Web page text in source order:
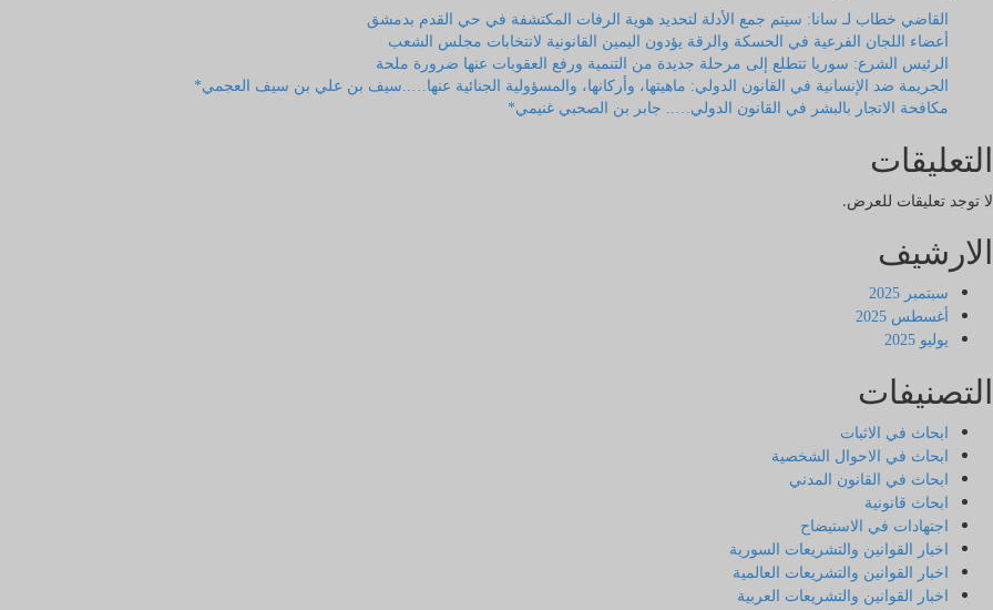
القاضي خطاب لـ سانا: سيتم جمع الأدلة لتحديد هوية الرفات المكتشفة في حي القدم بدمشق
أعضاء اللجان الفرعية في الحسكة والرقة يؤدون اليمين القانونية لانتخابات مجلس الشعب
الرئيس الشرع: سوريا تتطلع إلى مرحلة جديدة من التنمية ورفع العقوبات عنها ضرورة ملحة
الجريمة ضد الإنسانية في القانون الدولي: ماهيتها، وأركانها، والمسؤولية الجنائية عنها…..سيف بن علي بن سيف العجمي*
مكافحة الاتجار بالبشر في القانون الدولي….. جابر بن الصحبي غنيمي*
التعليقات
لا توجد تعليقات للعرض.
الارشيف
سبتمبر 2025
أغسطس 2025
يوليو 2025
التصنيفات
ابحاث في الاثبات
ابحاث في الاحوال الشخصية
ابحاث في القانون المدني
ابحاث قانونية
اجتهادات في الاستيضاح
اخبار القوانين والتشريعات السورية
اخبار القوانين والتشريعات العالمية
اخبار القوانين والتشريعات العربية